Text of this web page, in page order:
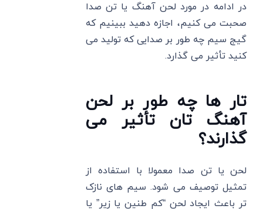
در ادامه در مورد لحن آهنگ یا تن صدا
صحبت می کنیم، اجازه دهید ببینیم که
گیج سیم چه طور بر صدایی که تولید می
کنید تأثیر می گذارد.
تار ها چه طور بر لحن
آهنگ تان تأثیر می
گذارند؟
لحن یا تن صدا معمولا با استفاده از
تمثیل توصیف می شود. سیم ‌های نازک‌
تر باعث ایجاد لحن “کم طنین یا زیر” یا